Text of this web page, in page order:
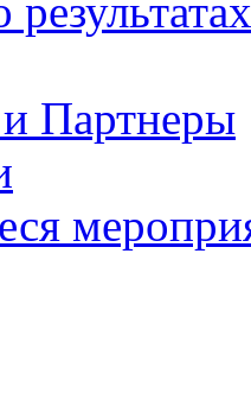
Партнеры